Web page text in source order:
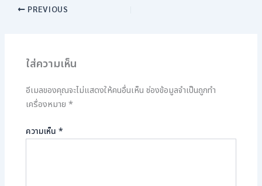
PREVIOUS
ใส่ความเห็น
อีเมลของคุณจะไม่แสดงให้คนอื่นเห็น ช่องข้อมูลจำเป็นถูกทำ
เครื่องหมาย*
ความเห็น*